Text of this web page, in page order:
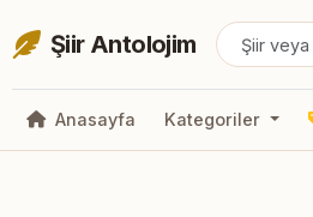
Şiir Antolojim
Anasayfa Kategoriler